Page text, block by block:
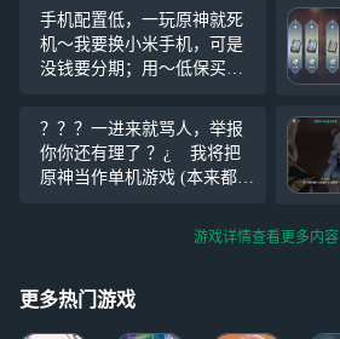
手机配置低，一玩原神就死
机～我要换小米手机，可是
没钱要分期；用～低保买手
农～批攻击，网恋女友和我
分离；朋友悄声无息，只有
胡桃和我亲昵，终于买到小
米手机，但朋友所剩无几～
？？？一进来就骂人，举报
你你还有理了 ？¿ 我将把
原神当作单机游戏 (本来都不
候网卡了，不知道他怎么就
脏。。 后面让那
游戏详情查看更多内容
更多热门游戏